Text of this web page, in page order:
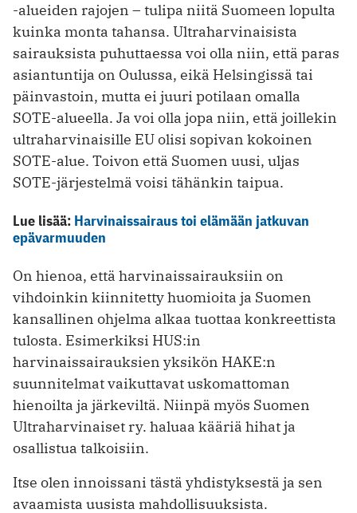
-alueiden rajojen – tulipa niitä Suomeen lopulta
kuinka monta tahansa. Ultraharvinaisista
sairauksista puhuttaessa voi olla niin, että paras
asiantuntija on Oulussa, eikä Helsingissä tai
päinvastoin, mutta ei juuri potilaan omalla
SOTE-alueella. Ja voi olla jopa niin, että joillekin
ultraharvinaisille EU olisi sopivan kokoinen
SOTE-alue. Toivon että Suomen uusi, uljas
SOTE-järjestelmä voisi tähänkin taipua.
Lue lisää: Harvinaissairaus toi elämään jatkuvan
epävarmuuden
On hienoa, että harvinaissairauksiin on
vihdoinkin kiinnitetty huomioita ja Suomen
kansallinen ohjelma alkaa tuottaa konkreettista
tulosta. Esimerkiksi HUS:in
harvinaissairauksien yksikön HAKE:n
suunnitelmat vaikuttavat uskomattoman
hienoilta ja järkeviltä. Niinpä myös Suomen
Ultraharvinaiset ry. haluaa kääriä hihat ja
osallistua talkoisiin.
Itse olen innoissani tästä yhdistyksestä ja sen
avaamista uusista mahdollisuuksista.